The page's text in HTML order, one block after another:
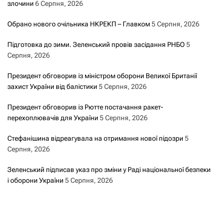
злочини 6 Серпня, 2026
Обрано нового очільника НКРЕКП – Главком5 Серпня, 2026
Підготовка до зими. Зеленський провів засідання РНБО5
Серпня, 2026
Президент обговорив із міністром оборони Великої Британії
захист України від балістики 5 Серпня, 2026
Президент обговорив із Рютте постачання ракет-
перехоплювачів для України 5 Серпня, 2026
Стефанішина відреагувала на отримання нової підозри 5
Серпня, 2026
Зеленський підписав указ про зміни у Раді національної безпеки
і оборони України 5 Серпня, 2026